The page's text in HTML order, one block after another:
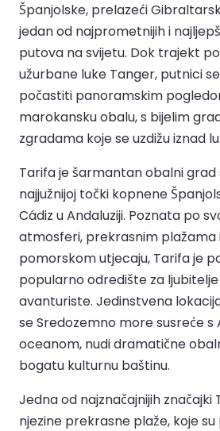
Španjolske, prelazeći
jedan od najprometnijih i
putova na svijetu. Dok trajekt
užurbane luke Tanger, putnici
počastiti panoramskim
marokansku obalu, s bijelim
zgradama koje se uzdižu iznad
Tarifa je šarmantan obalni
najjužnijoj točki kopnene
Cádiz u Andaluziji. Poznata po
atmosferi, prekrasnim plažama
pomorskom utjecaju, Tarifa je
popularno odredište za
avanturiste. Jedinstvena
se Sredozemno more susreće
oceanom, nudi dramatične
bogatu kulturnu baštinu.
Jedna od najznačajnijih značajki
njezine prekrasne plaže, koje